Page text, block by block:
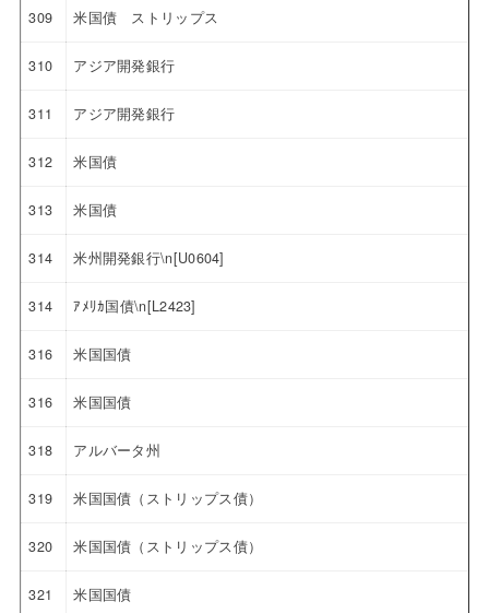
309 米国債 ストリップス
310 アジア開発銀行
311 アジア開発銀行
312 米国債
313 米国債
314 米州開発銀行\n[U0604]
314 ｱﾒﾘｶ国債\n[L2423]
316 米国国債
316 米国国債
318 アルバータ州
319 米国国債（ストリップス債）
320 米国国債（ストリップス債）
321 米国国債